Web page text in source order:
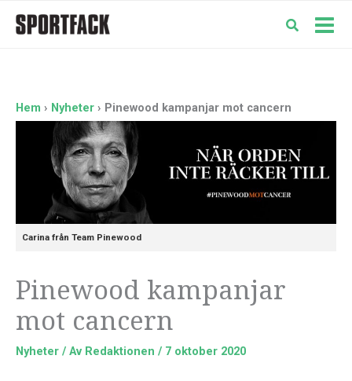
Hem Nyheter Pinewood kampanjar mot cancern
Carina från Team Pinewood
Pinewood kampanjar
mot cancern
Nyheter / Av Redaktionen / 7 oktober 2020